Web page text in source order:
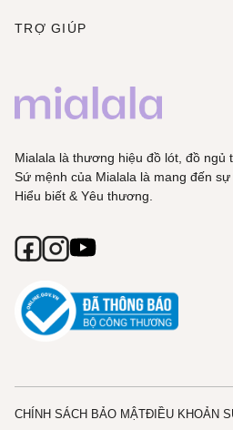
TRỢ GIÚP
Mialala là thương hiệu đồ lót, đồ ngủ
Sứ mệnh của Mialala là mang đến
Hiểu biết & Yêu thương.
CHÍNH SÁCH BẢO MẬTĐIỀU KHOẢN